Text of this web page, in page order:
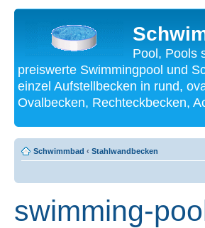
Pool, Pools
preiswerte Swimmingpool und
einzel Aufstellbecken in rund,
Ovalbecken, Rechteckbecken,
Schwimmbad ‹ Stahlwandbecken
swimming-